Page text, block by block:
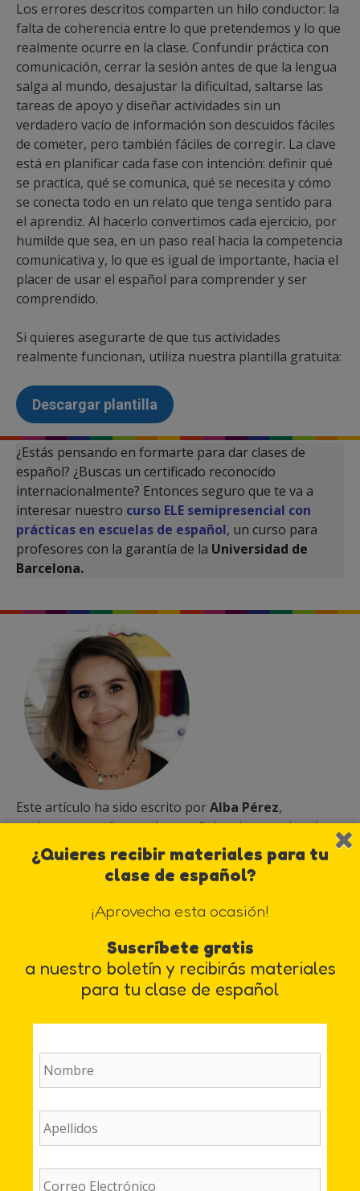
Los errores descritos comparten un hilo conductor: la
falta de coherencia entre lo que pretendemos y lo que
realmente ocurre en la clase. Confundir práctica con
comunicación, cerrar la sesión antes de que la lengua
salga al mundo, desajustar la dificultad, saltarse las
tareas de apoyo y diseñar actividades sin un
verdadero vacío de información son descuidos fáciles
de cometer, pero también fáciles de corregir. La clave
está en planificar cada fase con intención: definir qué
se practica, qué se comunica, qué se necesita y cómo
se conecta todo en un relato que tenga sentido para
el aprendiz. Al hacerlo convertimos cada ejercicio, por
humilde que sea, en un paso real hacia la competencia
comunicativa y, lo que es igual de importante, hacia el
placer de usar el español para comprender y ser
comprendido.
Si quieres asegurarte de que tus actividades
realmente funcionan, utiliza nuestra plantilla gratuita:
Descargar plantilla
¿Estás pensando en formarte para dar clases de
español? ¿Buscas un certificado reconocido
internacionalmente? Entonces seguro que te va a
interesar nuestro curso ELE semipresencial con
prácticas en escuelas de español, un curso para
profesores con la garantía de la Universidad de
Barcelona.
Este artículo ha sido escrito porAlba Pérez,
traductora, profesora de español en International
House y colaboradora de los
cursos para profesores
de español como lengua extranjeraen Formación
LinkedIn Facebook InstagramTwitter
Categorías
planificación de la clase
Lista de prioridades: una actividad comunicativa
para la clase de español
4 comentarios en «Cinco
errores que cometemos al
¿Quieres recibir materiales para tu
clase de español?
¡Aprovecha esta ocasión!
Suscríbete gratis
a nuestro boletín y recibirás materiales
para tu clase de español
Nombre (Obligatorio)
Apellidos (Obligatorio)
Email (Obligatorio)